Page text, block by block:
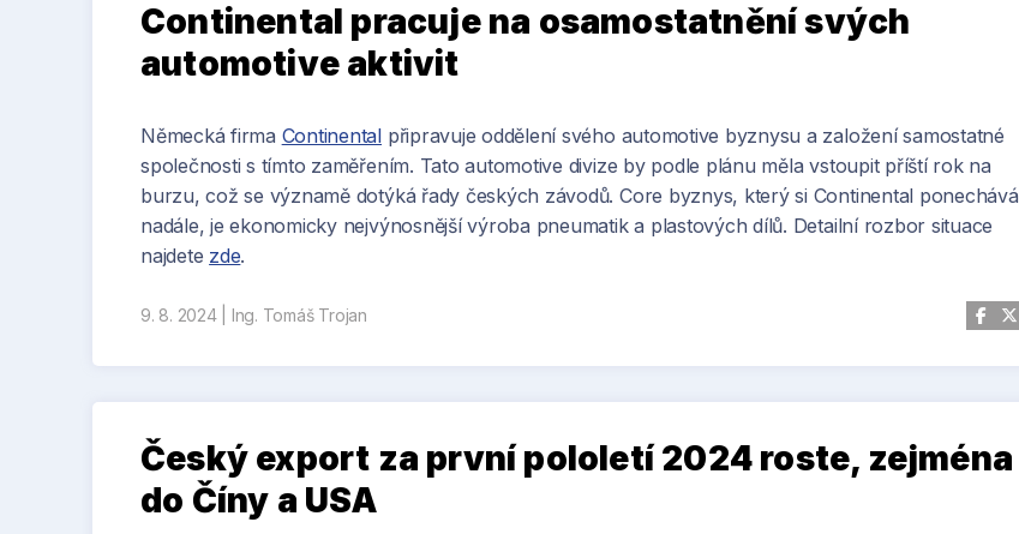
Continental pracuje na osamostatnění svých
automotive aktivit
Německá firma Continental připravuje oddělení svého automotive byznysu a založení samostatné
společnosti s tímto zaměřením. Tato automotive divize by podle plánu měla vstoupit příští rok na
burzu, což se významě dotýká řady českých závodů. Core byznys, který si Continental ponechává
nadále, je ekonomicky nejvýnosnější výroba pneumatik a plastových dílů. Detailní rozbor situace
najdete zde.
9. 8. 2024| Ing. Tomáš Trojan
Český export za první pololetí 2024 roste, zejména
do Číny a USA